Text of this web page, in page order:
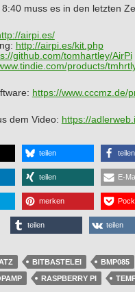
8:40 muss es in den letzten
airpi.es/
http://airpi.es/kit.php
github.com/tomhartley/AirPi
products/
https://www.cccmz.de/
dem Video: https://
teilen teilen
teilen E-
merken
teilen teilen
BITBASTELEI BMP085
RASPBERRY PI